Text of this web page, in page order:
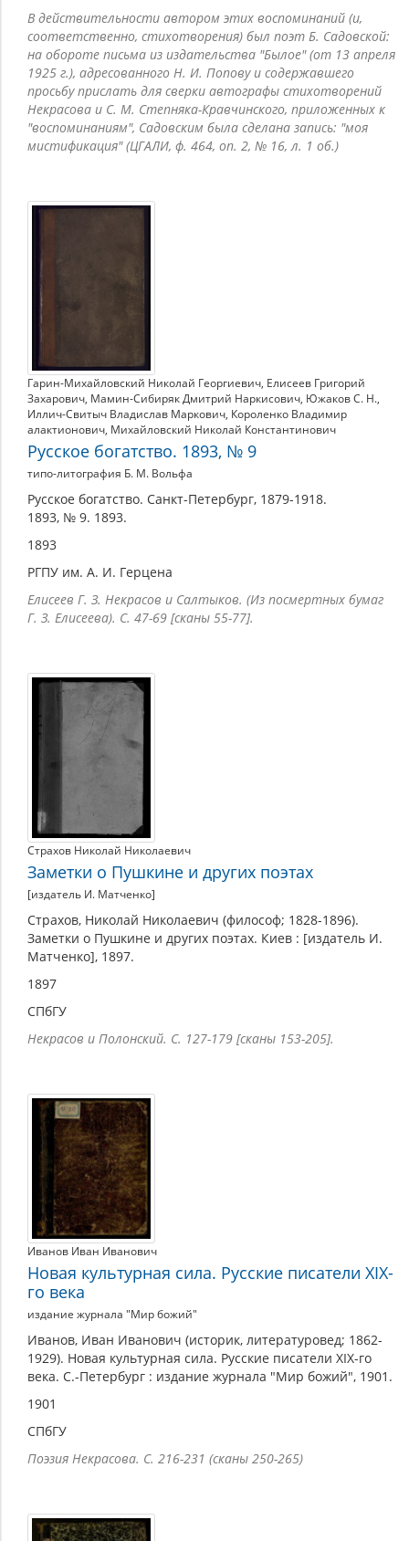
В действительности автором этих воспоминаний (и,
соответственно, стихотворения) был поэт Б. Садовской:
на обороте письма из издательства "Былое" (от 13 апреля
1925 г.), адресованного Н. И. Попову и содержавшего
просьбу прислать для сверки автографы стихотворений
Некрасова и С. М. Степняка-Кравчинского, приложенных к
"воспоминаниям", Садовским была сделана запись: "моя
мистификация" (ЦГАЛИ, ф. 464, оп. 2, № 16, л. 1 об.)
Гарин-Михайловский Николай Георгиевич, Елисеев Григорий
Захарович, Мамин-Сибиряк Дмитрий Наркисович, Южаков С. Н.,
Иллич-Свитыч Владислав Маркович, Короленко Владимир
алактионович, Михайловский Николай Константинович
Русское богатство. 1893, № 9
типо-литография Б. М. Вольфа
Русское богатство. Санкт-Петербург, 1879-1918.
1893, № 9. 1893.
1893
РГПУ им. А. И. Герцена
Елисеев Г. З. Некрасов и Салтыков. (Из посмертных бумаг
Г. З. Елисеева). С. 47-69 [сканы 55-77].
Страхов Николай Николаевич
Заметки о Пушкине и других поэтах
[издатель И. Матченко]
Страхов, Николай Николаевич (философ; 1828-1896).
Заметки о Пушкине и других поэтах. Киев : [издатель И.
Матченко], 1897.
1897
СПбГУ
Некрасов и Полонский. С. 127-179 [сканы 153-205].
Иванов Иван Иванович
Новая культурная сила. Русские писатели XIX-
го века
издание журнала "Мир божий"
Иванов, Иван Иванович (историк, литературовед; 1862-
1929). Новая культурная сила. Русские писатели XIX-го
века. С.-Петербург : издание журнала "Мир божий", 1901.
1901
СПбГУ
Поэзия Некрасова. С. 216-231 (сканы 250-265)